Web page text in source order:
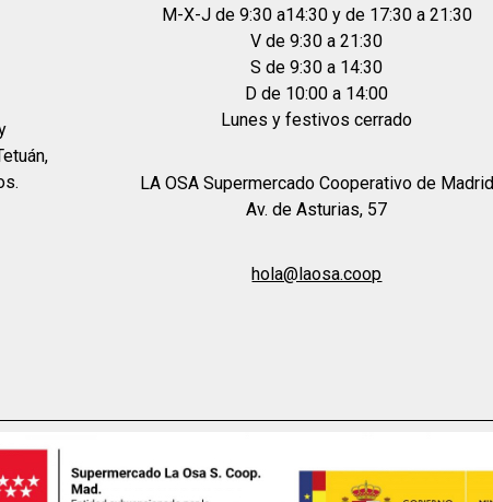
M-X-J de 9:30 a14:30 y de 17:30 a 21:30
V de 9:30 a 21:30
S de 9:30 a 14:30
D de 10:00 a 14:00
Lunes y festivos cerrado
LA OSA Supermercado Cooperativo de Madrid
Av. de Asturias, 57
hola@laosa.coop